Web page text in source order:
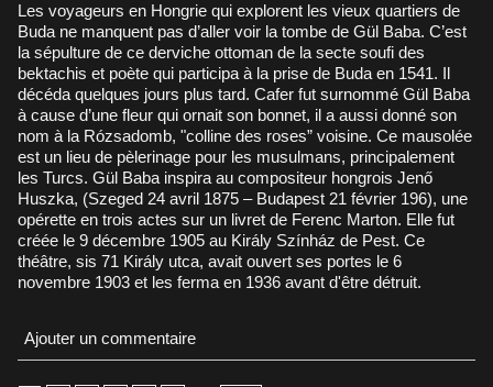
Les voyageurs en Hongrie qui explorent les vieux quartiers de
Buda ne manquent pas d’aller voir la tombe de Gül Baba. C’est
la sépulture de ce derviche ottoman de la secte soufi des
bektachis et poète qui participa à la prise de Buda en 1541. Il
décéda quelques jours plus tard. Cafer fut surnommé Gül Baba
à cause d’une fleur qui ornait son bonnet, il a aussi donné son
nom à la Rózsadomb, "colline des roses” voisine. Ce mausolée
est un lieu de pèlerinage pour les musulmans, principalement
les Turcs. Gül Baba inspira au compositeur hongrois Jenő
Huszka, (Szeged 24 avril 1875 – Budapest 21 février 196), une
opérette en trois actes sur un livret de Ferenc Marton. Elle fut
créée le 9 décembre 1905 au Király Színház de Pest. Ce
théâtre, sis 71 Király utca, avait ouvert ses portes le 6
novembre 1903 et les ferma en 1936 avant d'être détruit.
Ajouter un commentaire